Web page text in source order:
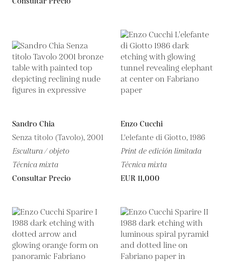
Sandro Chia
Senza titolo (Tavolo), 2001
Escultura / objeto
Técnica mixta
Consultar Precio
Enzo Cucchi
L'elefante di Giotto, 1986
Print de edición limitada
Técnica mixta
EUR 11,000